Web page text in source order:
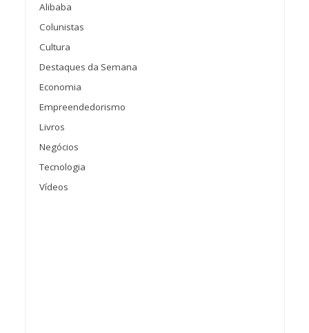
Alibaba
Colunistas
Cultura
Destaques da Semana
Economia
Empreendedorismo
Livros
Negócios
Tecnologia
Vídeos